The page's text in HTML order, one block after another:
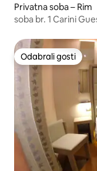
Privatna soba – Rim
soba br. 1 Carini
Odabrali gosti
Odabrali gosti